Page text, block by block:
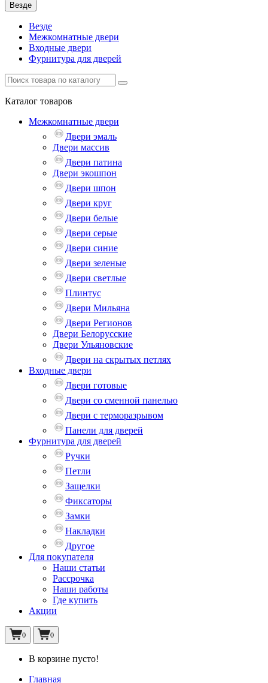
Везде
Везде
Межкомнатные двери
Входные двери
Фурнитура для дверей
Каталог товаров
Межкомнатные двери
Двери эмаль
Двери массив
Двери патина
Двери экошпон
Двери шпон
Двери круг
Двери белые
Двери серые
Двери синие
Двери зеленые
Двери светлые
Плинтус
Двери Мильяна
Двери Регионов
Двери Белорусские
Двери Ульяновские
Двери на скрытых петлях
Входные двери
Двери готовые
Двери со сменной панелью
Двери с терморазрывом
Панели для дверей
Фурнитура для дверей
Ручки
Петли
Защелки
Фиксаторы
Замки
Накладки
Другое
Для покупателя
Наши статьи
Рассрочка
Наши работы
Где купить
Акции
0 0
В корзине пусто!
Главная